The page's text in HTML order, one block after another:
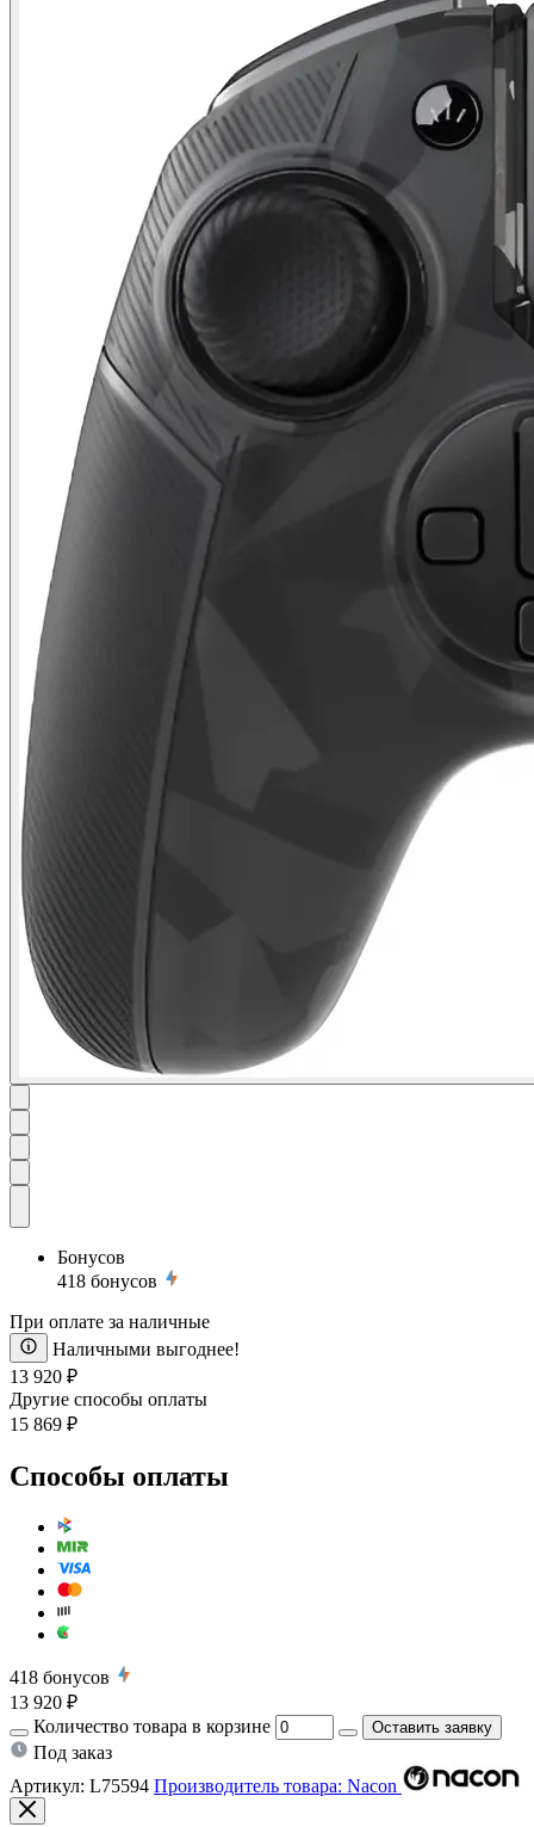
Бонусов
418 бонусов
При оплате за наличные
Наличными выгоднее!
13 920 ₽
Другие способы оплаты
15 869 ₽
Способы оплаты
418 бонусов
13 920 ₽
Количество товара в корзине
Оставить заявку
Под заказ
Артикул: L75594 Производитель товара: Nacon